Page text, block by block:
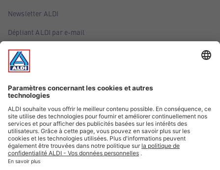
Newsletter ALDI
Dépliant ALDI par e-mail
Offres
Infos essentielles
Suivez ALDI Belgique